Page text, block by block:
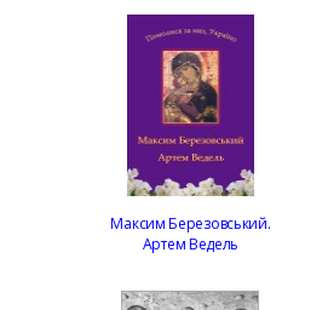
Максим Березовський.
Артем Ведель